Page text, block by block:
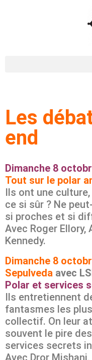
Les
end
Dimanche 8
Tout sur le polar
Ils ont une
ce si sûr ? Ne
si proches et si
Avec Roger Ellory,
Kennedy.
Dimanche 8
Sepulveda avec
Polar et services
Ils entretiennent
fantasmes les
collectif. On leur
souvent le pire
services secrets
Avec Dror